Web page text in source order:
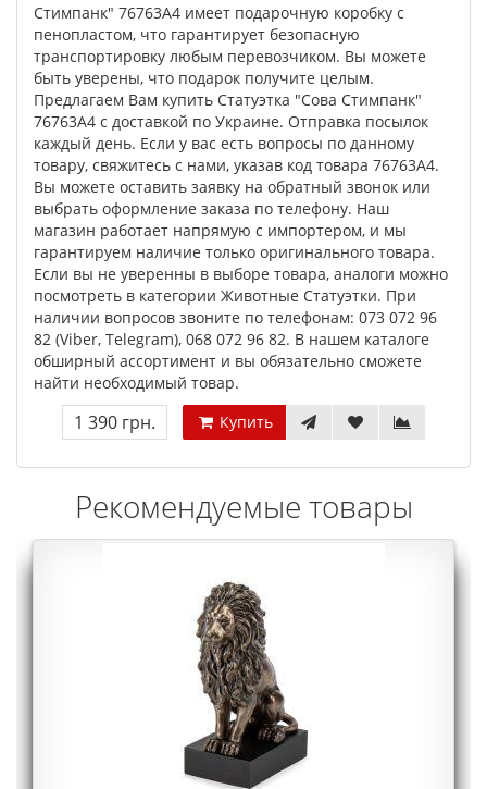
Стимпанк" 76763A4 имеет подарочную коробку с
пенопластом, что гарантирует безопасную
транспортировку любым перевозчиком. Вы можете
быть уверены, что подарок получите целым.
Предлагаем Вам купить Статуэтка "Сова Стимпанк"
76763A4 с доставкой по Украине. Отправка посылок
каждый день. Если у вас есть вопросы по данному
товару, свяжитесь с нами, указав код товара 76763A4.
Вы можете оставить заявку на обратный звонок или
выбрать оформление заказа по телефону. Наш
магазин работает напрямую с импортером, и мы
гарантируем наличие только оригинального товара.
Если вы не уверенны в выборе товара, аналоги можно
посмотреть в категории Животные Статуэтки. При
наличии вопросов звоните по телефонам: 073 072 96
82 (Viber, Telegram), 068 072 96 82. В нашем каталоге
обширный ассортимент и вы обязательно сможете
найти необходимый товар.
1 390 грн. Купить
Рекомендуемые товары